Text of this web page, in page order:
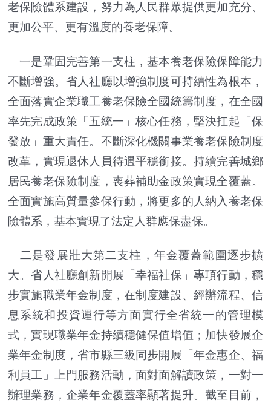
老保險體系建設，努力為人民群眾提供更加充分、
更加公平、更有溫度的養老保障。
一是鞏固完善第一支柱，基本養老保險保障能力
不斷增強。省人社廳以增強制度可持續性為根本，
全面落實企業職工養老保險全國統籌制度，在全國
率先完成政策「五統一」核心任務，堅決扛起「保
發放」重大責任。不斷深化機關事業養老保險制度
改革，實現退休人員待遇平穩銜接。持續完善城鄉
居民養老保險制度，喪葬補助金政策實現全覆蓋。
全面實施高質量參保行動，將更多的人納入養老保
險體系，基本實現了法定人群應保盡保。
二是發展壯大第二支柱，年金覆蓋範圍逐步擴
大。省人社廳創新開展「幸福社保」專項行動，穩
步實施職業年金制度，在制度建設、經辦流程、信
息系統和投資運行等方面實行全省統一的管理模
式，實現職業年金持續穩健保值增值；加快發展企
業年金制度，省市縣三級同步開展「年金惠企、福
利員工」上門服務活動，面對面解讀政策，一對一
辦理業務，企業年金覆蓋率顯著提升。截至目前，